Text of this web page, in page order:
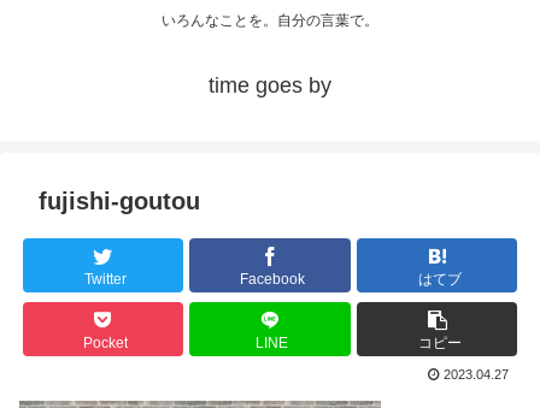
いろんなことを。自分の言葉で。
time goes by
fujishi-goutou
Twitter Facebook はてブ
Pocket LINE コピー
2023.04.27